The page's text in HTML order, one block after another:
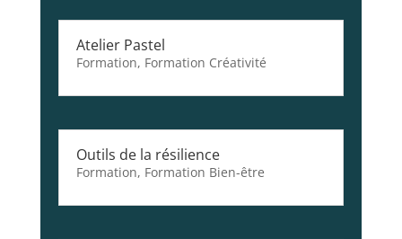
Atelier Pastel
Formation, Formation Créativité
Outils de la résilience
Formation, Formation Bien-être